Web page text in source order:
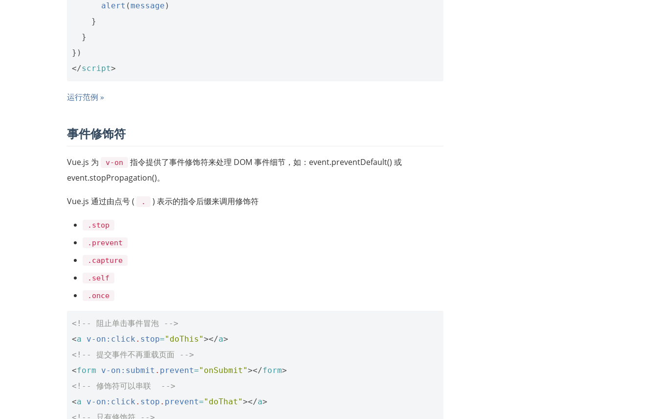
alert (message )
}
}
})
</script>
运行范例 »
事件修饰符
Vue.js 为 v-on
指令提供了事件修饰符来处理 DOM 事件细节，如：event.preventDefault() 或
event.stopPropagation()。
Vue.js 通过由点号 ( . ) 表示的指令后缀来调用修饰符
.stop
.prevent
.capture
.self
.once
<!-- 阻止单击事件冒泡 -->
<a v-on:click . stop="doThis"></a>
<!-- 提交事件不再重载页面 -->
<form v-on:submit . prevent="onSubmit"></form>
<!-- 修饰符可以串联  -->
<a v-on:click . stop . prevent="doThat"></a>
<!-- 只有修饰符 -->